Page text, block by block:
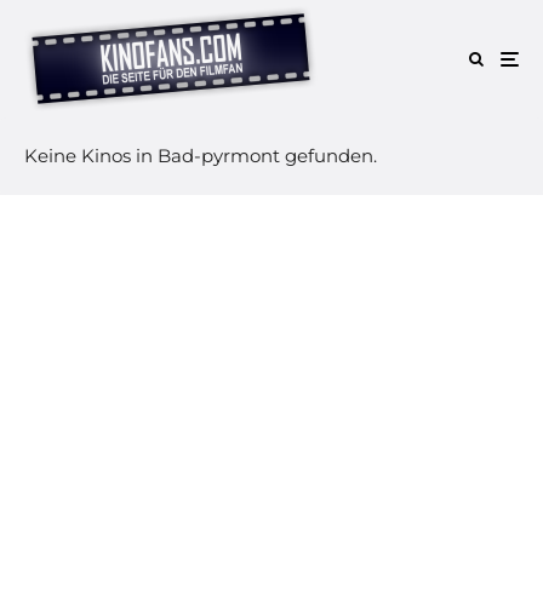
Keine Kinos in Bad-pyrmont gefunden.